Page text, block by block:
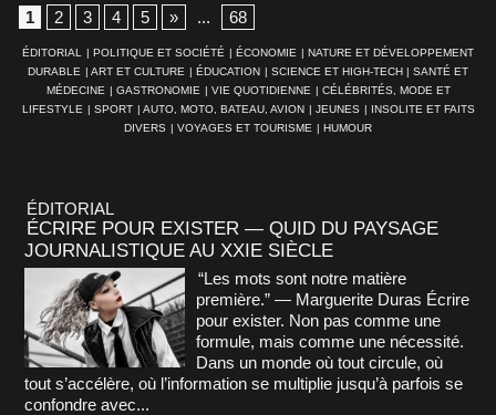
1
2 3 4 5 » ... 68
ÉDITORIAL | POLITIQUE ET SOCIÉTÉ | ÉCONOMIE | NATURE ET DÉVELOPPEMENT
DURABLE | ART ET CULTURE | ÉDUCATION | SCIENCE ET HIGH-TECH | SANTÉ ET
MÉDECINE | GASTRONOMIE | VIE QUOTIDIENNE | CÉLÉBRITÉS, MODE ET
LIFESTYLE | SPORT | AUTO, MOTO, BATEAU, AVION | JEUNES | INSOLITE ET FAITS
DIVERS | VOYAGES ET TOURISME | HUMOUR
ÉDITORIAL
ÉCRIRE POUR EXISTER — QUID DU PAYSAGE
JOURNALISTIQUE AU XXIE SIÈCLE
“Les mots sont notre matière
première.” — Marguerite Duras Écrire
pour exister. Non pas comme une
formule, mais comme une nécessité.
Dans un monde où tout circule, où
tout s’accélère, où l’information se multiplie jusqu’à parfois se
confondre avec...